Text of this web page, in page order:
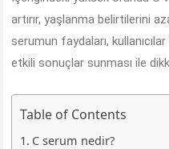
artırır, yaşlanma belirtilerini
serumun faydaları,
etkili sonuçlar sunması ile
Table of Contents
C serum nedir?